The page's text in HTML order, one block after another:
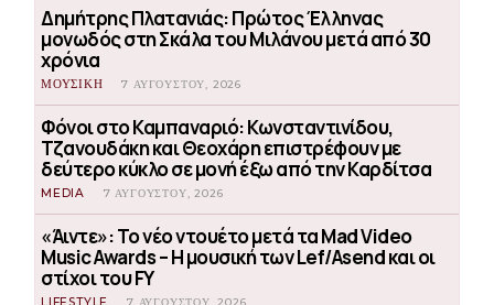
Δημήτρης Πλατανιάς: Πρώτος Έλληνας
μονωδός στη Σκάλα του Μιλάνου μετά από 30
χρόνια
ΜΟΥΣΙΚΗ 7 ΑΥΓΟΎΣΤΟΥ, 2026
Φόνοι στο Καμπαναριό: Κωνσταντινίδου,
Τζανουδάκη και Θεοχάρη επιστρέφουν με
δεύτερο κύκλο σε μονή έξω από την Καρδίτσα
MEDIA 7 ΑΥΓΟΎΣΤΟΥ, 2026
«Άιντε»: Το νέο ντουέτο μετά τα Mad Video
Music Awards – Η μουσική των Lef/Asend και οι
στίχοι του FY